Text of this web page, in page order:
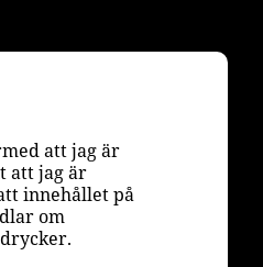
att jag är
att jag är
innehållet på
om